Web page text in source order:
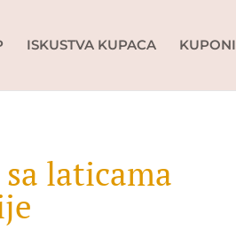
ISKUSTVA KUPACA KUPONI
laticama